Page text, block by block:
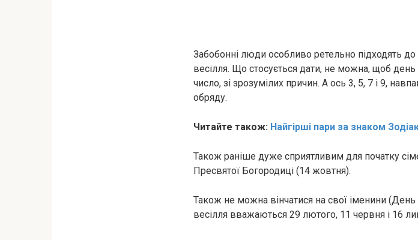
Забобонні люди особливо ретельно підходять
весілля. Що стосується дати, не можна, щоб день
число, зі зрозумілих причин. А ось 3, 5, 7 і 9,
обряду.
Читайте також: Найгірші пари за знаком
Також раніше дуже сприятливим для початку
Пресвятої Богородиці (14 жовтня).
Також не можна вінчатися на свої іменини
весілля вважаються 29 лютого, 11 червня і 16